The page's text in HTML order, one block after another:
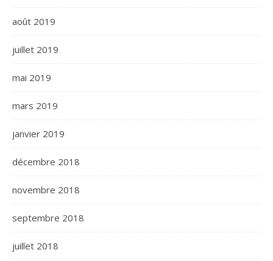
août 2019
juillet 2019
mai 2019
mars 2019
janvier 2019
décembre 2018
novembre 2018
septembre 2018
juillet 2018